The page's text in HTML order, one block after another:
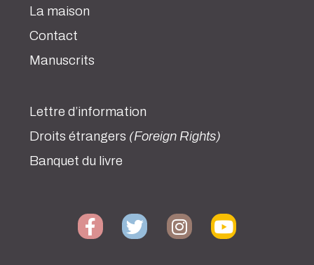
La maison
Contact
Manuscrits
Lettre d’information
Droits étrangers (Foreign Rights)
Banquet du livre